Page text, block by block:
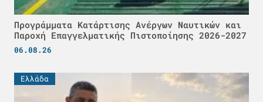
Προγράμματα Κατάρτισης Ανέργων Ναυτικών και
Παροχή Επαγγελματικής Πιστοποίησης 2026-2027
06.08.26
Ελλάδα